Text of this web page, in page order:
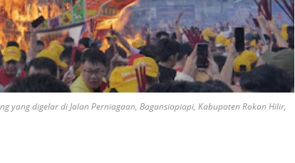
yang digelar di Jalan Perniagaan, Bagansiapiapi, Kabupaten Rokan Hilir,